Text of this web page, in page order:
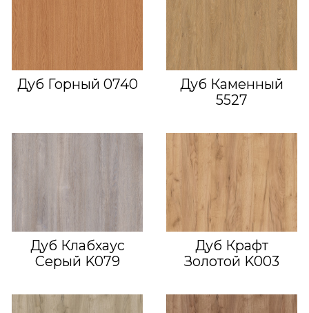
Дуб Горный 0740
Дуб Каменный
5527
Дуб Клабхаус
Серый K079
Дуб Крафт
Золотой K003